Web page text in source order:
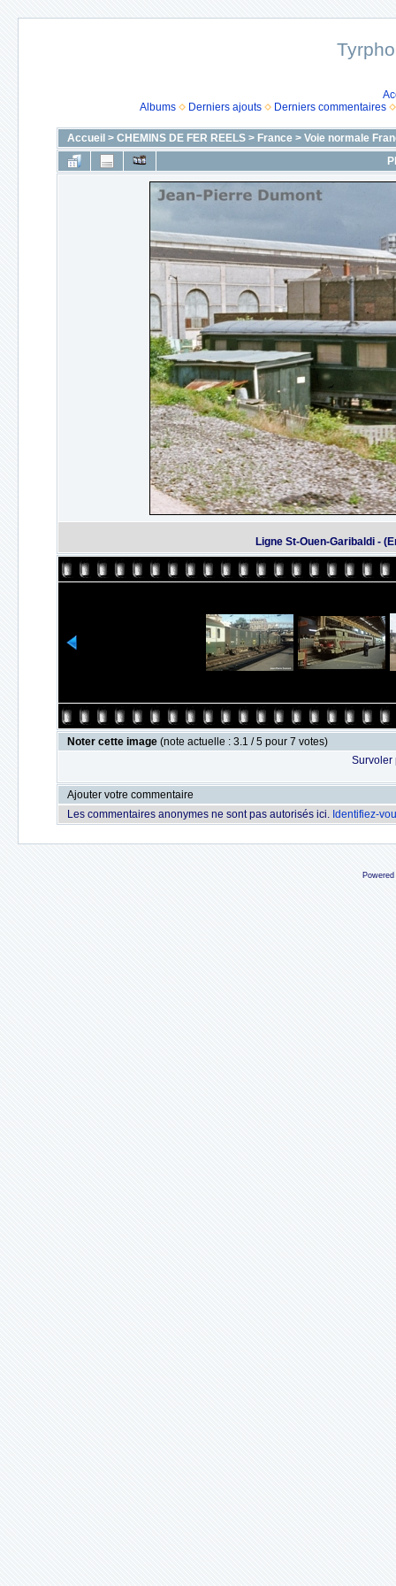
Albums
Derniers ajouts Derniers commentaires
Accueil > CHEMINS DE FER REELS> France> Voie normale
Ligne St-Ouen-Garibaldi -
Noter cette image (note actuelle : 3.1 / 5 pour 7 votes)
Survoler
Ajouter votre commentaire
Les commentaires anonymes ne sont pas autorisés ici. Identifiez-